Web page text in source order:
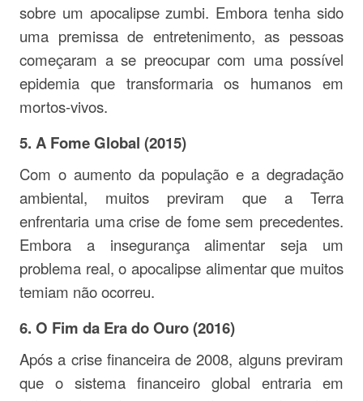
sobre um apocalipse zumbi. Embora tenha sido
uma premissa de entretenimento, as pessoas
começaram a se preocupar com uma possível
epidemia que transformaria os humanos em
mortos-vivos.
5. A Fome Global (2015)
Com o aumento da população e a degradação
ambiental, muitos previram que a Terra
enfrentaria uma crise de fome sem precedentes.
Embora a insegurança alimentar seja um
problema real, o apocalipse alimentar que muitos
temiam não ocorreu.
6. O Fim da Era do Ouro (2016)
Após a crise financeira de 2008, alguns previram
que o sistema financeiro global entraria em